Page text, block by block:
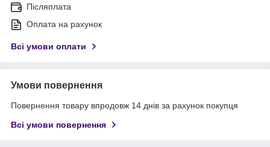
Післяплата
Оплата на рахунок
Всі умови оплати
Умови повернення
Повернення товару впродовж 14 днів за рахунок покупця
Всі умови повернення